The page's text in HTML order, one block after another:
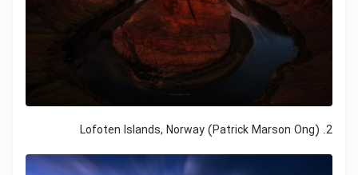
2. Lofoten Islands, Norway (Patrick Marson Ong)